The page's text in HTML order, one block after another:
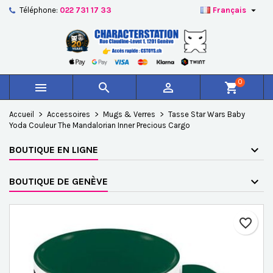
Téléphone: 022 731 17 33 Français 
   shopping_cart0
Accueil Accessoires Mugs & Verres
Tasse Star Wars Baby
Yoda Couleur The Mandalorian Inner Precious Cargo
BOUTIQUE EN LIGNE
BOUTIQUE DE GENÈVE
favorite_border
Créer une nouvelle liste
Nom de la liste d'envies
Annuler Créer une liste d'envies
Vous devez être connecté pour ajouter des produits à
votre liste d'envies.